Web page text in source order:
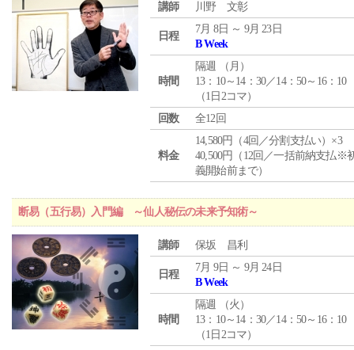
講師 川野 文彰
日程
7月 8日 ～ 9月 23日
B Week
時間
隔週 （ 月 ）
13：10～14：30／14：50～16：10
（1日2コマ）
回数
全12回
料金
14,580円（4回／分割支払い）×3
40,500円（12回／一括前納支払※
義開始前まで）
断易（五行易）入門編 ～仙人秘伝の未来予知術～
講師 保坂 昌利
日程
7月 9日 ～ 9月 24日
B Week
時間
隔週 （火 ）
13：10～14：30／14：50～16：10
（1日2コマ）